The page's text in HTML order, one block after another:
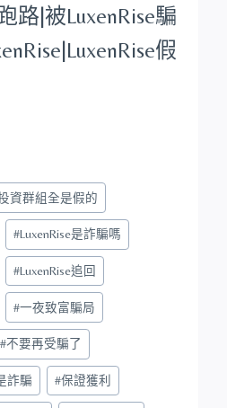
路|被LuxenRise騙
|LuxenRise假
資群組全是假的
#LuxenRise是詐騙嗎
#LuxenRise追回
#一夜致富騙局
#不要再受騙了
詐騙 #保證獲利